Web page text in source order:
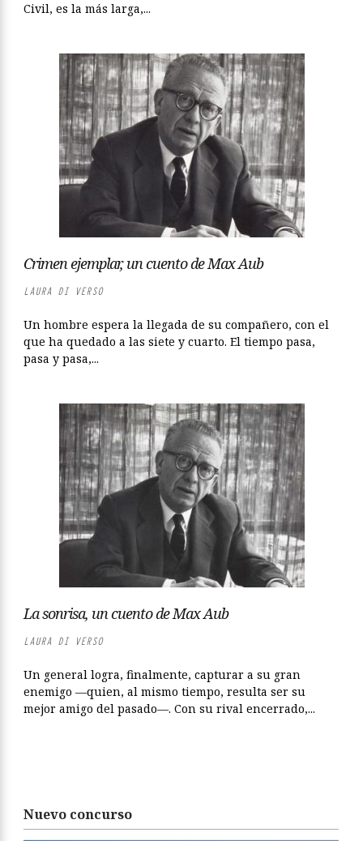
Civil, es la más larga,...
Crimen ejemplar, un cuento de Max Aub
LAURA DI VERSO
Un hombre espera la llegada de su compañero, con el
que ha quedado a las siete y cuarto. El tiempo pasa,
pasa y pasa,...
La sonrisa, un cuento de Max Aub
LAURA DI VERSO
Un general logra, finalmente, capturar a su gran
enemigo —quien, al mismo tiempo, resulta ser su
mejor amigo del pasado—. Con su rival encerrado,...
Nuevo concurso